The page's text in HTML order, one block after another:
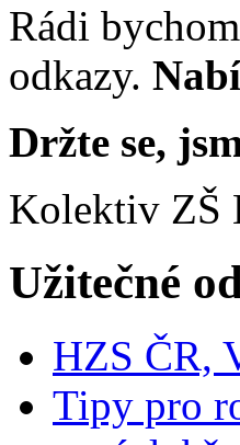
Rádi
odkazy.
Držte se,
Kolektiv ZŠ
Užitečné
HZS ČR,
Tipy pro